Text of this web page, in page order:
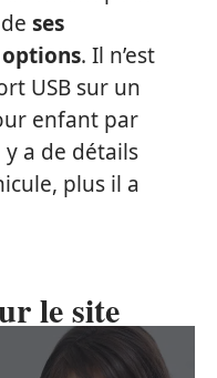
ses
options. Il n’est
USB sur un
enfant par
a de détails
plus il a
le site